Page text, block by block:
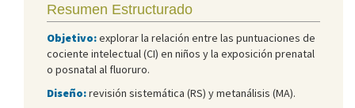
Resumen Estructurado
Objetivo:explorar la relación entre las puntuaciones de
cociente intelectual (CI) en niños y la exposición prenatal
o posnatal al fluoruro.
Diseño:revisión sistemática (RS) y metanálisis (MA).